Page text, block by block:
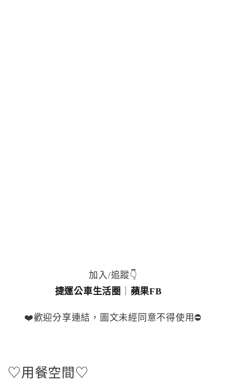
加入/追蹤👇
捷運公車生活圈
蘋果FB
❤️歡迎分享連結，圖文未經同意不得使用⛔️
♡用餐空間♡